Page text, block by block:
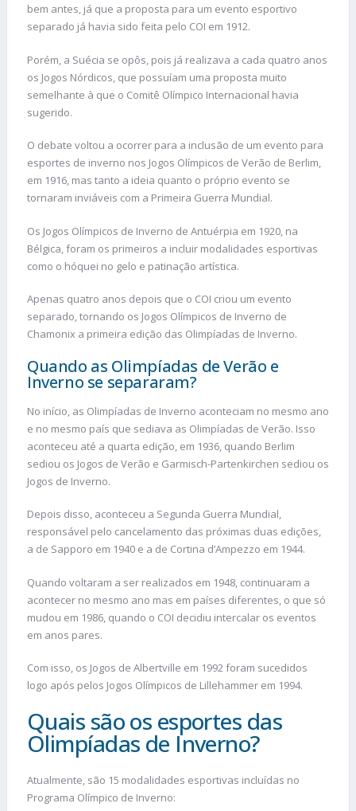
bem antes, já que a proposta para um evento esportivo
separado já havia sido feita pelo COI em 1912.
Porém, a Suécia se opôs, pois já realizava a cada quatro anos
os Jogos Nórdicos, que possuíam uma proposta muito
semelhante à que o Comitê Olímpico Internacional havia
sugerido.
O debate voltou a ocorrer para a inclusão de um evento para
esportes de inverno nos Jogos Olímpicos de Verão de Berlim,
em 1916, mas tanto a ideia quanto o próprio evento se
tornaram inviáveis com a Primeira Guerra Mundial.
Os Jogos Olímpicos de Inverno de Antuérpia em 1920, na
Bélgica, foram os primeiros a incluir modalidades esportivas
como o hóquei no gelo e patinação artística.
Apenas quatro anos depois que o COI criou um evento
separado, tornando os Jogos Olímpicos de Inverno de
Chamonix a primeira edição das Olimpíadas de Inverno.
Quando as Olimpíadas de Verão e
Inverno se separaram?
No início, as Olimpíadas de Inverno aconteciam no mesmo ano
e no mesmo país que sediava as Olimpíadas de Verão. Isso
aconteceu até a quarta edição, em 1936, quando Berlim
sediou os Jogos de Verão e Garmisch-Partenkirchen sediou os
Jogos de Inverno.
Depois disso, aconteceu a Segunda Guerra Mundial,
responsável pelo cancelamento das próximas duas edições,
a de Sapporo em 1940 e a de Cortina d’Ampezzo em 1944.
Quando voltaram a ser realizados em 1948, continuaram a
acontecer no mesmo ano mas em países diferentes, o que só
mudou em 1986, quando o COI decidiu intercalar os eventos
em anos pares.
Com isso, os Jogos de Albertville em 1992 foram sucedidos
logo após pelos Jogos Olímpicos de Lillehammer em 1994.
Quais são os esportes das
Olimpíadas de Inverno?
Atualmente, são 15 modalidades esportivas incluídas no
Programa Olímpico de Inverno: